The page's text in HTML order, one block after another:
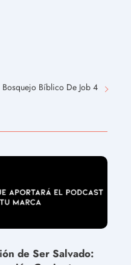
Bosquejo Bíblico De Job 4
de Ser Salvado: